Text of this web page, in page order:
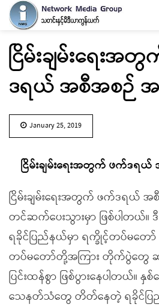
ငြိမ်းချမ်းရေး
ဒရယ် အစီအစဉ် အ
January 25, 2019
ငြိမ်းချမ်းရေးအတွက် ဖက်ဒရ
ငြိမ်းချမ်းရေးအတွက် ဖက်ဒရယ်
တင်ဆက်ပေးသွားမှာ ဖြစ်ပါတယ်
ရခိုင်ပြည်နယ်မှာ ရက္ခိုင့်တပ်မတော်
တပ်မတော်တို့အကြား တိုက်ပွဲ
ပြင်းထန်စွာ ဖြစ်ပွားနေပါတယ်။ နှစ်ပ
သေနတ်သံတွေ တိတ်နေတဲ့ ရခိုင်ပြ